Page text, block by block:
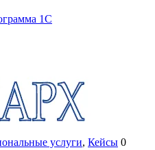
1С
услуги, Кейсы 0